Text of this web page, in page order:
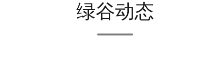
绿谷动态